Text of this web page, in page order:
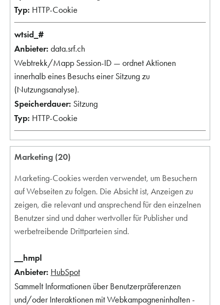
HTTP-Cookie
wtsid_#
data.srf.ch
Webtrekk/Mapp Session-ID — ordnet Aktionen
innerhalb eines Besuchs einer Sitzung zu
(Nutzungsanalyse).
Sitzung
HTTP-Cookie
Marketing (20)
Marketing-Cookies werden verwendet, um Besuchern
auf Webseiten zu folgen. Die Absicht ist, Anzeigen zu
zeigen, die relevant und ansprechend für den einzelnen
Benutzer sind und daher wertvoller für Publisher und
werbetreibende Drittparteien sind.
__hmpl
HubSpot
Sammelt Informationen über Benutzerpräferenzen
und/oder Interaktionen mit Webkampagneninhalten -